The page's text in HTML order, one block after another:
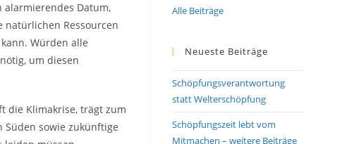
alarmierendes Datum,
natürlichen Ressourcen
Würden alle
um diesen
die Klimakrise, trägt zum
sowie zukünftige
Alle Beiträge
Neueste Beiträge
Schöpfungsverantwortung
statt Welterschöpfung
Schöpfungszeit lebt vom
Mitmachen – weitere Beiträge